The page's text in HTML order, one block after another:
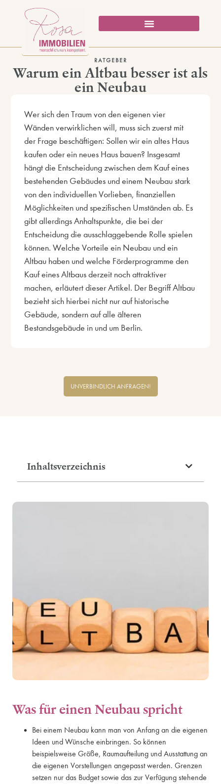
RATGEBER
Warum ein Altbau besser ist als
ein Neubau
Wer sich den Traum von den eigenen vier
Wänden verwirklichen will, muss sich zuerst mit
der Frage beschäftigen: Sollen wir ein altes Haus
kaufen oder ein neues Haus bauen? Insgesamt
hängt die Entscheidung zwischen dem Kauf eines
bestehenden Gebäudes und einem Neubau stark
von den individuellen Vorlieben, finanziellen
Möglichkeiten und spezifischen Umständen ab. Es
gibt allerdings Anhaltspunkte, die bei der
Entscheidung die ausschlaggebende Rolle spielen
können. Welche Vorteile ein Neubau und ein
Altbau haben und welche Förderprogramme den
Kauf eines Altbaus derzeit noch attraktiver
machen, erläutert dieser Artikel. Der Begriff Altbau
bezieht sich hierbei nicht nur auf historische
Gebäude, sondern auf alle älteren
Bestandsgebäude in und um Berlin.
UNVERBINDLICH ANFRAGEN!
Was für einen Neubau spricht
Bei einem Neubau kann man von Anfang an die eigenen
Ideen und Wünsche einbringen. So können
beispielsweise Größe, Raumaufteilung und Ausstattung an
die eigenen Vorstellungen angepasst werden. Grenzen
setzen nur das Budget sowie das zur Verfügung stehende
Inhaltsverzeichnis